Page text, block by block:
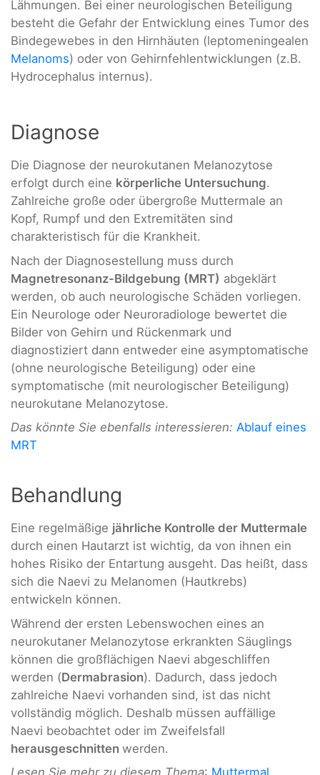
Lähmungen. Bei einer neurologischen Beteiligung
besteht die Gefahr der Entwicklung eines Tumor des
Bindegewebes in den Hirnhäuten (leptomeningealen
Melanoms) oder von Gehirnfehlentwicklungen (z.B.
Hydrocephalus internus).
Diagnose
Die Diagnose der neurokutanen Melanozytose
erfolgt durch eine körperliche Untersuchung.
Zahlreiche große oder übergroße Muttermale an
Kopf, Rumpf und den Extremitäten sind
charakteristisch für die Krankheit.
Nach der Diagnosestellung muss durch
Magnetresonanz-Bildgebung (MRT) abgeklärt
werden, ob auch neurologische Schäden vorliegen.
Ein Neurologe oder Neuroradiologe bewertet die
Bilder von Gehirn und Rückenmark und
diagnostiziert dann entweder eine asymptomatische
(ohne neurologische Beteiligung) oder eine
symptomatische (mit neurologischer Beteiligung)
neurokutane Melanozytose.
Das könnte Sie ebenfalls interessieren: Ablauf eines
MRT
Behandlung
Eine regelmäßige jährliche Kontrolle der Muttermale
durch einen Hautarzt ist wichtig, da von ihnen ein
hohes Risiko der Entartung ausgeht. Das heißt, dass
sich die Naevi zu Melanomen (Hautkrebs)
entwickeln können.
Während der ersten Lebenswochen eines an
neurokutaner Melanozytose erkrankten Säuglings
können die großflächigen Naevi abgeschliffen
werden (Dermabrasion). Dadurch, dass jedoch
zahlreiche Naevi vorhanden sind, ist das nicht
vollständig möglich. Deshalb müssen auffällige
Naevi beobachtet oder im Zweifelsfall
herausgeschnitten werden.